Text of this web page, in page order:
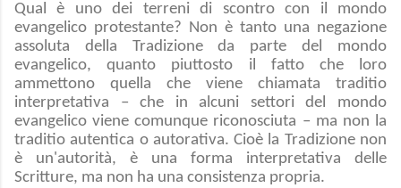
Qual è uno dei terreni di scontro con il mondo
evangelico protestante? Non è tanto una negazione
assoluta della Tradizione da parte del mondo
evangelico, quanto piuttosto il fatto che loro
ammettono quella che viene chiamata traditio
interpretativa – che in alcuni settori del mondo
evangelico viene comunque riconosciuta – ma non la
traditio autentica o autorativa. Cioè la Tradizione non
è un'autorità, è una forma interpretativa delle
Scritture, ma non ha una consistenza propria.